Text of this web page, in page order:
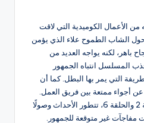
الأعمال الكوميدية التي لاقت
حول الشاب الطموح علاء الذي يؤمن
باهر، لكنه يواجه العديد من
المسلسل انتباه الجمهور
التي يمر بها البطل. كما أن
أجواء ممتعة بين فريق العمل.
ومع تقدم الحلقات، مثل الحلقة 2 والحلقة 6، تتطور الأحداث وصولًا
غير متوقعة للجمهور.